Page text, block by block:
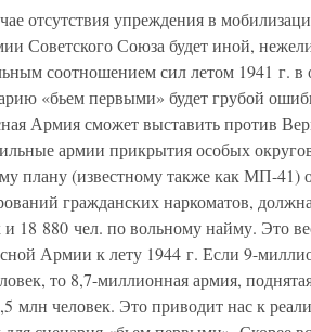
отсутствия упреждения в
Советского Союза будет иной,
соотношением сил летом 1941 г. в
«бьем первыми» будет грубой
Армия сможет выставить против
армии прикрытия особых
плану (известному также как МП-41)
гражданских наркоматов,
18 880 чел. по вольному найму. Это
Армии к лету 1944 г. Если 9-
то 8,7-миллионная армия,
млн человек. Это приводит нас к